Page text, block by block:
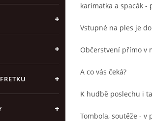
karimatka a spacák -
Vstupné na ples je
Občerstvení přímo v
A co vás čeká?
K hudbě poslechu i
Tombola, soutěže - v